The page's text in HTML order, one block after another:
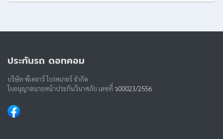
ประกันรถ ดอทคอม
บริษัท พีเคอาร์ โบรคเกอร์ จำกัด
ใบอนุญาตนายหน้าประกันวินาศภัย เลขที่ ว00023/2556